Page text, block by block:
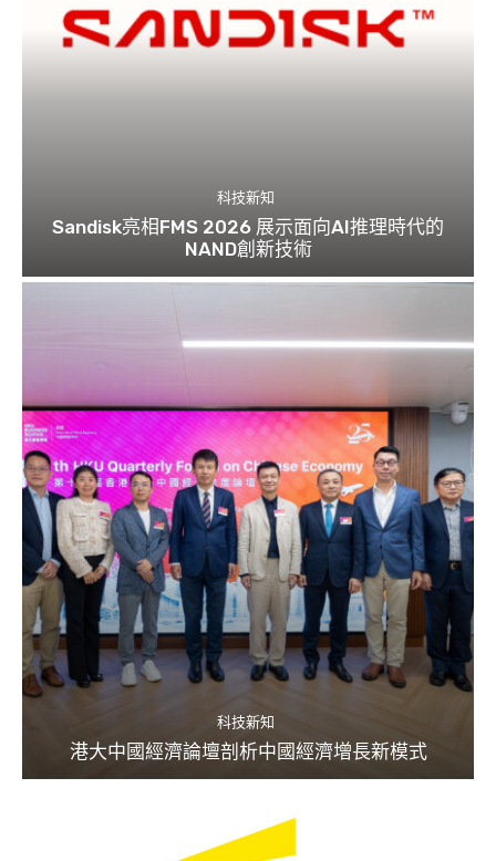
科技新知
Sandisk亮相FMS 2026 展示面向AI推理時代的
NAND創新技術
科技新知
港大中國經濟論壇剖析中國經濟增長新模式